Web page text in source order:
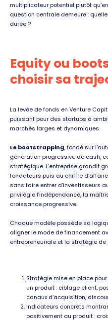
multiplicateur potentiel plutôt
question centrale demeure :
durée ?
Equity ou
choisir sa
La levée de fonds en Venture
puissant pour des startups à
marchés larges et dynamiques.
Le bootstrapping, fondé sur
génération progressive de cash,
stratégique. L’entreprise grandit
fondateurs puis au chiffre
sans faire entrer d’investisseurs
privilégie l’indépendance, la
croissance progressive.
Chaque modèle possède sa
aligner le mode de financement
entrepreneuriale et la stratégie
Stratégie mise en place
un produit : ciblage client,
canaux d’acquisition,
Indicateurs concrets
positivement au produit :